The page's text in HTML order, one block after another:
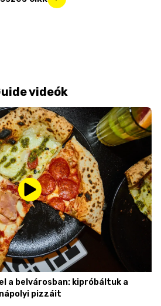
videók
a belvárosban: kipróbáltuk a
pizzáit